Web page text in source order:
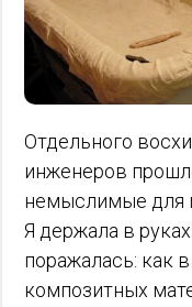
Отдельного
инженеров
немыслимые для
Я держала в
поражалась: как
композитных